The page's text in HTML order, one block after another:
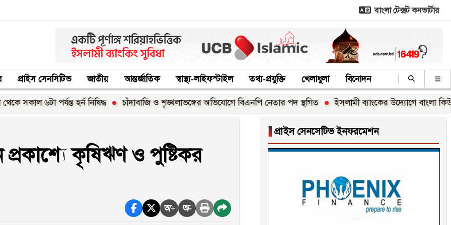
বাংলা টেক্সট কনভার্টার
প্রাইস সেনসিটিভ জাতীয় আন্তর্জাতিক স্বাস্থ্য-লাইফস্টাইল তথ্য-প্রযুক্তি খেলাধুলা বিনোদন
পর্যন্ত হর্ন নিষিদ্ধ চাঁদাবাজি ও শৃঙ্খলাভঙ্গের অভিযোগে বিএনপি নেতার পদ স্থগিত ইসলামী ব্যাংকের উদ্যোগে বাংলা কিউআর
প্রকাশ্যে কৃষিঋণ ও পুষ্টিকর
অ+ অ-
▐ প্রাইস সেনসেটিভ ইনফরমেশন